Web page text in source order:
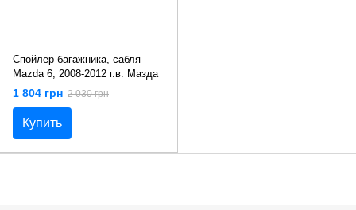
Спойлер багажника, сабля
Mazda 6, 2008-2012 г.в. Мазда
1 804 грн 2 030 грн
Купить